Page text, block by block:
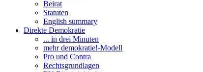
Beirat
Statuten
English summary
Direkte Demokratie
... in drei Minuten
mehr demokratie!-Modell
Pro und Contra
Rechtsgrundlagen